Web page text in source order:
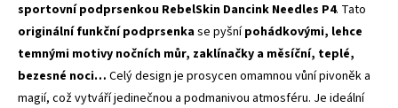
sportovní podprsenkou RebelSkin Dancink Needles P4. Tato
originální funkční podprsenkase pyšnípohádkovými, lehce
temnými motivy nočních můr, zaklínačky a měsíční, teplé,
bezesné noci… Celý design je prosycen omamnou vůní pivoněk a
magií, což vytváří jedinečnou a podmanivou atmosféru. Je ideální